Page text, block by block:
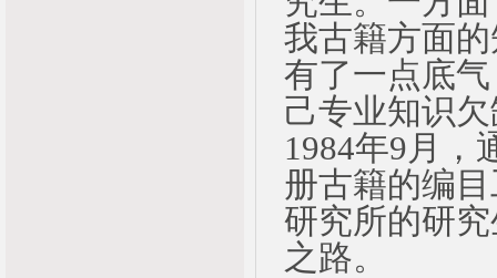
我古籍方面
有了一点底
己专业知识
1984年9月，
册古籍的编
研究所的研
之路。